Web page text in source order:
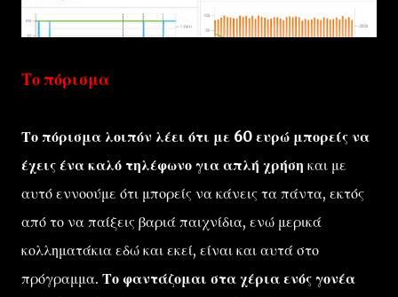
Το πόρισμα
Το πόρισμα λοιπόν λέει ότι με 60 ευρώ μπορείς να
έχεις ένα καλό τηλέφωνο για απλή χρήση και με
αυτό εννοούμε ότι μπορείς να κάνεις τα πάντα, εκτός
από το να παίξεις βαριά παιχνίδια, ενώ μερικά
κολληματάκια εδώ και εκεί, είναι και αυτά στο
πρόγραμμα. Το φαντάζομαι στα χέρια ενός γονέα